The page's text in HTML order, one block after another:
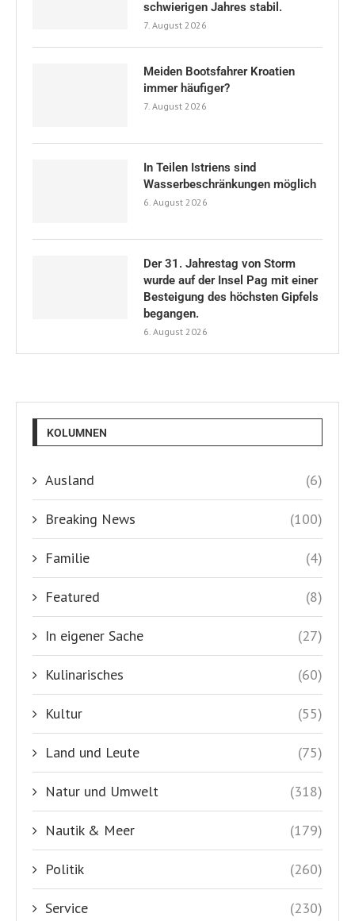
schwierigen Jahres stabil.
7. August 2026
Meiden Bootsfahrer Kroatien
immer häufiger?
7. August 2026
In Teilen Istriens sind
Wasserbeschränkungen möglich
6. August 2026
Der 31. Jahrestag von Storm
wurde auf der Insel Pag mit einer
Besteigung des höchsten Gipfels
begangen.
6. August 2026
KOLUMNEN
Ausland (6)
Breaking News (100)
Familie (4)
Featured (8)
In eigener Sache (27)
Kulinarisches (60)
Kultur (55)
Land und Leute (75)
Natur und Umwelt (318)
Nautik & Meer (179)
Politik (260)
Service (230)